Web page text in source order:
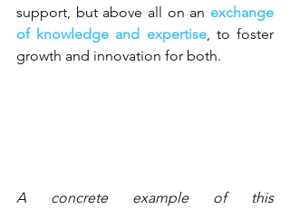
support, but above all on an exchange
of knowledge and expertise, to foster
growth and innovation for both.
A concrete example of this